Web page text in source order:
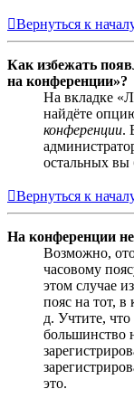
Вернуться к
Как избежать
на конференции»?
На вкладке
найдёте
конференции.
остальных вы
Вернуться к
На конференции
Возможно,
часовому
этом случае
пояс на тот,
д. Учтите, что
большинство
это.